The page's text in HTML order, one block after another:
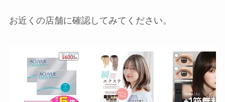
お近くの店舗に確認してみてください。